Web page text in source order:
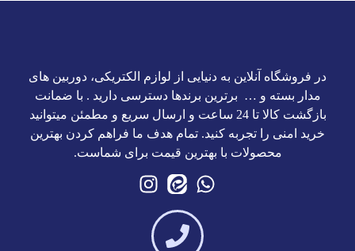
در فروشگاه آنلاین به دنیایی از لوازم الکتریکی، دوربین های
مدار بسته و … برترین برند‌ها دسترسی دارید . با ضمانت
بازگشت کالا تا 24 ساعت و ارسال سریع و مطمئن میتوانید
خرید امنی را تجربه کنید. تمام هدف ما فراهم کردن بهترین
محصولات با بهترین قیمت برای شماست.